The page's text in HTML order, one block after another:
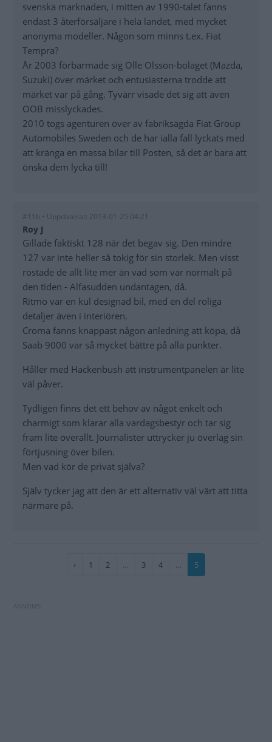
svenska marknaden, i mitten av 1990-talet fanns
endast 3 återförsäljare i hela landet, med mycket
anonyma modeller. Någon som minns t.ex. Fiat
Tempra?
År 2003 förbarmade sig Olle Olsson-bolaget (Mazda,
Suzuki) över märket och entusiasterna trodde att
märket var på gång. Tyvärr visade det sig att även
OOB misslyckades.
2010 togs agenturen över av fabriksägda Fiat Group
Automobiles Sweden och de har ialla fall lyckats med
att kränga en massa bilar till Posten, så det är bara att
önska dem lycka till!
#11b • Uppdaterat: 2013-01-25 04:21
Roy J
Gillade faktiskt 128 när det begav sig. Den mindre
127 var inte heller så tokig för sin storlek. Men visst
rostade de allt lite mer än vad som var normalt på
den tiden - Alfasudden undantagen, då.
Ritmo var en kul designad bil, med en del roliga
detaljer även i interiören.
Croma fanns knappast någon anledning att köpa, då
Saab 9000 var så mycket bättre på alla punkter.
Håller med Hackenbush att instrumentpanelen är lite
väl påver.
Tydligen finns det ett behov av något enkelt och
charmigt som klarar alla vardagsbestyr och tar sig
fram lite överallt. Journalister uttrycker ju överlag sin
förtjusning över bilen.
Men vad kör de privat själva?
Själv tycker jag att den är ett alternativ väl värt att titta
närmare på.
PagineringFöregående
‹ Sida
1 Sida
2 … Sida
3 Sida
4 …
Nuvarande
5